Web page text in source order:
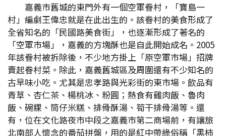
嘉義市舊城的東門外有一個空軍眷村，「寶島一
村」編劇王偉忠就是在此出生的。該眷村的美食形成了
全省知名的「民國路美食街」，也逐漸形成了著名的
「空軍市場」，嘉義的方塊酥也是自此開始成名。2005
年該眷村被拆除後，不少地方掛上「原空軍市場」招牌
賣起眷村菜。除此，嘉義舊城區及周圍還有不少知名的
古早味小吃。尤其是忠孝路與光彩街的東市場。飲品有
青草、杏仁茶、楊桃冰、粉圓；熱食有雞肉飯、魯肉
飯、碗粿、筒仔米糕、排骨酥湯、筍干排骨湯等。還
有，位在文化路夜市中段之嘉義市第二商場前，有讓旅
北南部人懷念的番茄拼盤，用的是紅中帶綠俗稱「黑柿